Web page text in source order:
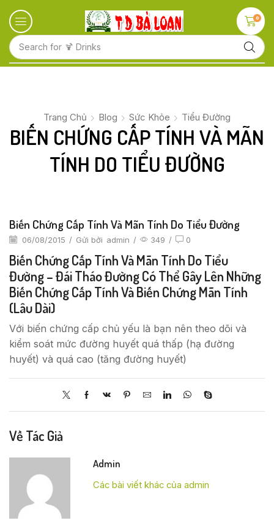
Search for 🍹 Drinks
0
Trang Chủ Blog Sức Khỏe Tiểu Đường
BIẾN CHỨNG CẤP TÍNH VÀ MÃN
TÍNH DO TIỂU ĐƯỜNG
Biến Chứng Cấp Tính Và Mãn Tính Do Tiểu Đường
06/08/2015 / Gửi bởi admin / 349 / 0
Biến Chứng Cấp Tính Và Mãn Tính Do Tiểu
Đường – Đái Tháo Đường Có Thể Gây Lên Những
Biến Chứng Cấp Tính Và Biến Chứng Mãn Tính
(lâu Dài)
Với biến chứng cấp chủ yếu là bạn nên theo dõi và
kiểm soát mức đường huyết quá thấp (hạ đường
huyết) và quá cao (tăng đường huyết)
Về Tác Giả
Admin
Các bài viết khác của admin